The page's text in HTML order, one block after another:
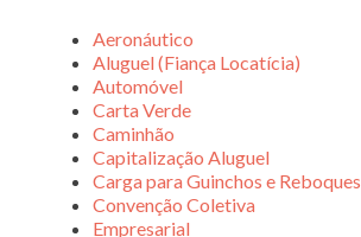
Aeronáutico
Aluguel (Fiança Locatícia)
Automóvel
Carta Verde
Caminhão
Capitalização Aluguel
Carga para Guinchos e Reboques
Convenção Coletiva
Empresarial